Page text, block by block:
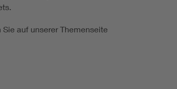
auf unserer Themenseite